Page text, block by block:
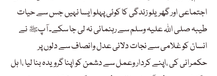
اجتماعی اور گھریلو زندگی کا کوئی پہلو ایسا نہیں جس سے حیات
طیبہ صلی اللہ علیہ وسلم سے رہنمائی نہ لی جا سکے۔ آپﷺ نے
انسان کو غلامی سے نجات دلائی عدل وانصاف سے دلوں پر
حکمرانی کی ،اپنے کردار وعمل سے دشمن کو اپنا گرویدہ بنا لیا ،ا ہل